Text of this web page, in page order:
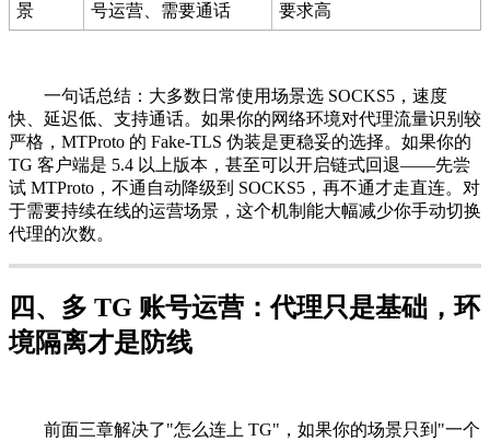
景
号运营、需要通话
要求高
一句话总结：大多数日常使用场景选 SOCKS5，速度
快、延迟低、支持通话。如果你的网络环境对代理流量识别较
严格，MTProto 的 Fake-TLS 伪装是更稳妥的选择。如果你的
TG 客户端是 5.4 以上版本，甚至可以开启链式回退——先尝
试 MTProto，不通自动降级到 SOCKS5，再不通才走直连。对
于需要持续在线的运营场景，这个机制能大幅减少你手动切换
代理的次数。
四、多 TG 账号运营：代理只是基础，环
境隔离才是防线
前面三章解决了"怎么连上 TG"，如果你的场景只到"一个